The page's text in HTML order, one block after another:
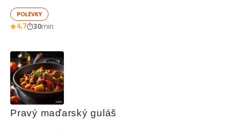
POLÉVKY
4,7 30min
Pravý maďarský guláš